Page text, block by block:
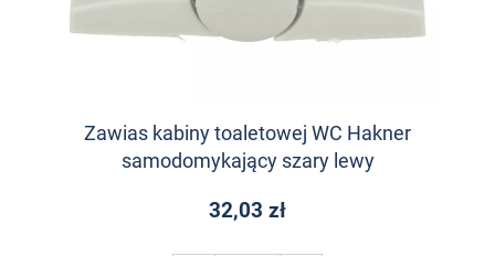
Zawias kabiny toaletowej WC Hakner
samodomykający szary lewy
32,03 zł